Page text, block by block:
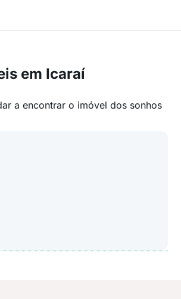
em Icaraí
a encontrar o imóvel dos sonhos